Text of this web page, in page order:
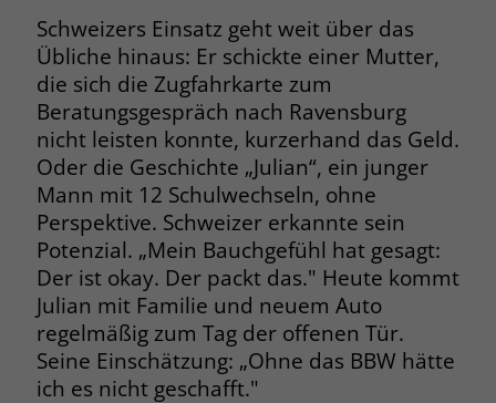
Schweizers Einsatz geht weit über das
Übliche hinaus: Er schickte einer Mutter,
die sich die Zugfahrkarte zum
Beratungsgespräch nach Ravensburg
nicht leisten konnte, kurzerhand das Geld.
Oder die Geschichte „Julian“, ein junger
Mann mit 12 Schulwechseln, ohne
Perspektive. Schweizer erkannte sein
Potenzial. „Mein Bauchgefühl hat gesagt:
Der ist okay. Der packt das." Heute kommt
Julian mit Familie und neuem Auto
regelmäßig zum Tag der offenen Tür.
Seine Einschätzung: „Ohne das BBW hätte
ich es nicht geschafft."
Laufzeit 90 Tage
Zweck
Dieses Cookie wird gesetzt, wenn ein
User über einen Klick auf eine Google
Werbeanzeige auf die Website gelangt.
Es enthält Informationen darüber,
welche Werbeanzeige geklickt wurde,
sodass erzielte Erfolge wie z.B.
Bestellungen oder Kontaktanfragen der
Anzeige zugewiesen werden können.
Name _fbp
Anbieter Facebook